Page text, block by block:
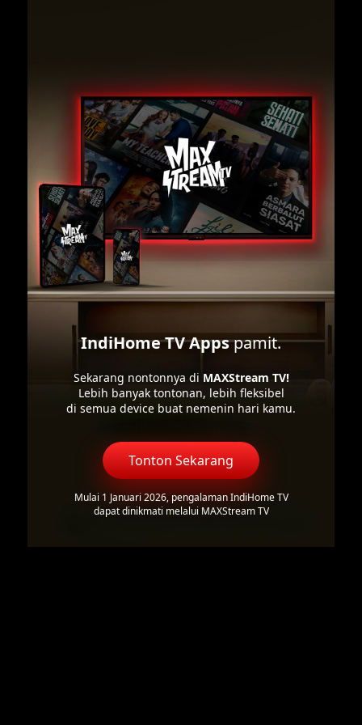
IndiHome TV Appspamit.
Sekarang nontonnya di MAXStream TV!
Lebih banyak tontonan, lebih fleksibel
di semua device buat nemenin hari kamu.
Tonton Sekarang
Mulai 1 Januari 2026, pengalaman IndiHome TV
dapat dinikmati melalui MAXStream TV